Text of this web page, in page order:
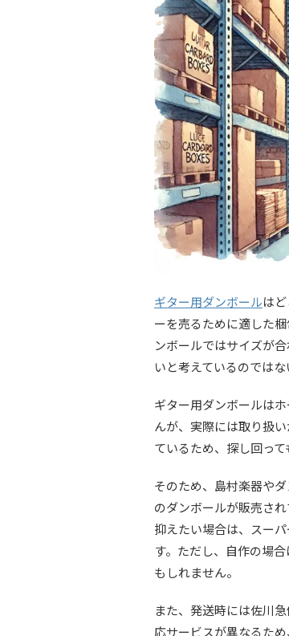
ギター用ダンボールは
ーを売るために適した
ンボールではサイズが
いと考えているのではな
ギター用ダンボールは
んが、実際には取り扱
ているため、探し回っ
そのため、島村楽器や
のダンボールが販売さ
抑えたい場合は、スー
す。ただし、自作の場
もしれません。
また、発送時には佐川
応サービスが異なるた